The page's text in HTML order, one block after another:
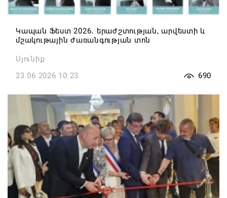
Կապան Ֆեստ 2026․ երաժշտության, արվեստի և
մշակութային ժառանգության տոն
Սյունիք
23.06.2026 10:23
690